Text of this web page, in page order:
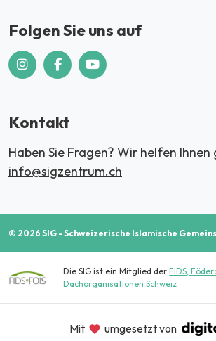
Folgen Sie uns auf
Kontakt
Haben Sie Fragen? Wir helfen Ihnen
info@sigzentrum.ch
© 2026 SIG - Schweizerische Islamische
Die SIG ist ein Mitglied derFIDS,
Dachorganisationen Schweiz
Mit umgesetzt von